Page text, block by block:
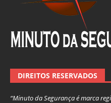
DIREITOS RESERVADOS
“Minuto da Segurança é marca